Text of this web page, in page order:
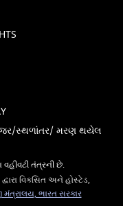
સ્થળાંતર/ મરણ થયેલ
વહીવટી તંત્રની છે.
દ્વારા વિકસિત અને હોસ્ટેડ,
ભારત સરકાર